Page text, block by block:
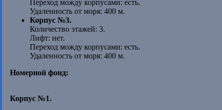
Переход можду корпусами: есть.
Удаленность от моря: 400 м.
Корпус №3.
Количество этажей: 3.
Лифт: нет.
Переход можду корпусами: есть.
Удаленность от моря: 400 м.
Номерной фонд:
Корпус №1.